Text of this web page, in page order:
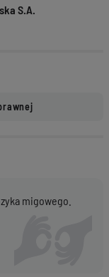
S.A.
migowego.